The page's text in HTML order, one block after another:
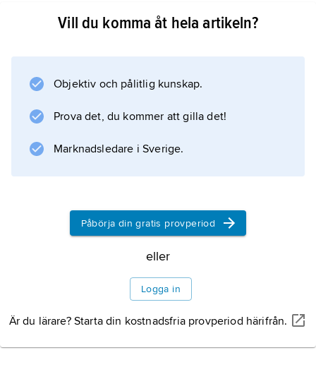
Vill du komma åt hela artikeln?
Objektiv och pålitlig kunskap.
Prova det, du kommer att gilla det!
Marknadsledare i Sverige.
Påbörja din gratis provperiod
eller
Logga in
Är du lärare? Starta din kostnadsfria provperiod härifrån.